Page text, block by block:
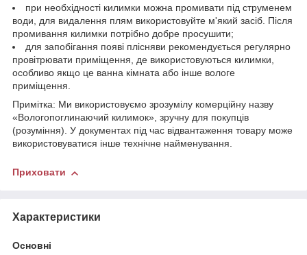
при необхідності килимки можна промивати під струменем
води, для видалення плям використовуйте м'який засіб. Після
промивання килимки потрібно добре просушити;
для запобігання появі плісняви рекомендується регулярно
провітрювати приміщення, де використовуються килимки,
особливо якщо це ванна кімната або інше вологе
приміщення.
Примітка: Ми використовуємо зрозумілу комерційну назву
«Вологопоглинаючий килимок», зручну для покупців
(розуміння). У документах під час відвантаження товару може
використовуватися інше технічне найменування.
Приховати
Характеристики
Основні